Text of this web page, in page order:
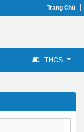
Trang Chủ
THCS